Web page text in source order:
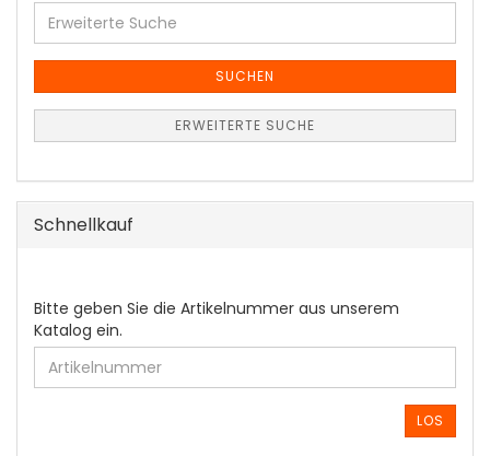
Erweiterte
Suche
SUCHEN
ERWEITERTE SUCHE
Schnellkauf
BITTE
GEBEN
SIE
DIE
ARTIKELNUMMER
Bitte geben Sie die Artikelnummer aus unserem
Katalog ein.
LOS